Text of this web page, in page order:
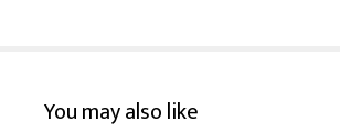
You may also like